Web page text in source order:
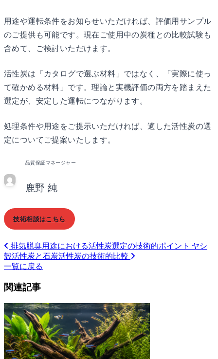
用途や運転条件をお知らせいただければ、評価用サンプル
のご提供も可能です。現在ご使用中の炭種との比較試験も
含めて、ご検討いただけます。
活性炭は「カタログで選ぶ材料」ではなく、「実際に使っ
て確かめる材料」です。理論と実機評価の両方を踏まえた
選定が、安定した運転につながります。
処理条件や用途をご提示いただければ、適した活性炭の選
定についてご提案いたします。
品質保証マネージャー
鹿野 純
技術相談はこちら
排気脱臭用途における活性炭選定の技術的ポイント ヤシ
殻活性炭と石炭活性炭の技術的比較
一覧に戻る
関連記事